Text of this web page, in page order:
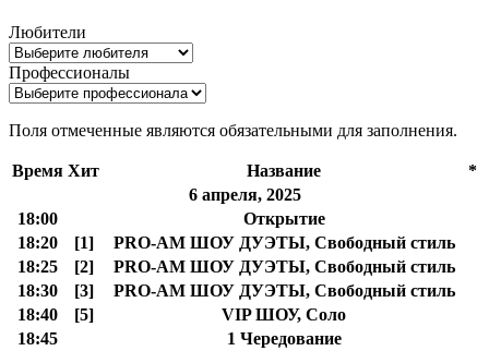
Любители
Профессионалы
Поля отмеченные являются обязательными для заполнения.
Время Хит Название
*
6 апреля, 2025
18:00
Открытие
18:20
[1]
PRO-AM ШОУ ДУЭТЫ, Свободный стиль
18:25
[2]
PRO-AM ШОУ ДУЭТЫ, Свободный стиль
18:30
[3]
PRO-AM ШОУ ДУЭТЫ, Свободный стиль
18:40
[5]
VIP ШОУ, Соло
18:45
1 Чередование